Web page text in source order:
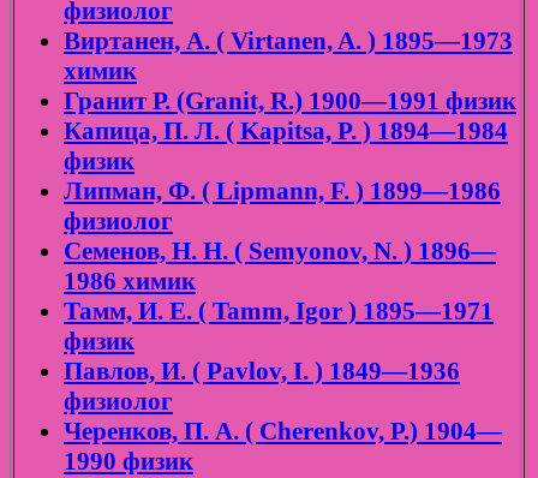
физиолог
Виртанен, А. ( Virtanen, A. ) 1895—1973
химик
Гранит Р. (Granit, R.) 1900—1991 физик
Капица, П. Л. ( Kapitsa, P. ) 1894—1984
физик
Липман, Ф. ( Lipmann, F. ) 1899—1986
физиолог
Семенов, Н. Н. ( Semyonov, N. ) 1896—
1986 химик
Тамм, И. Е. ( Tamm, Igor ) 1895—1971
физик
Павлов, И. ( Pavlov, I. ) 1849—1936
физиолог
Черенков, П. А. ( Cherenkov, P.) 1904—
1990 физик